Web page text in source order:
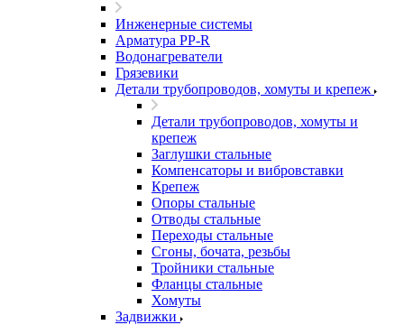
Инженерные системы
Арматура PP-R
Водонагреватели
Грязевики
Детали трубопроводов, хомуты и крепеж
Детали трубопроводов, хомуты и
крепеж
Заглушки стальные
Компенсаторы и вибровставки
Крепеж
Опоры стальные
Отводы стальные
Переходы стальные
Сгоны, бочата, резьбы
Тройники стальные
Фланцы стальные
Хомуты
Задвижки